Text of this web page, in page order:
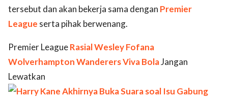
tersebut dan akan bekerja sama dengan Premier
League serta pihak berwenang.
Premier LeagueRasialWesley Fofana
Wolverhampton WanderersViva BolaJangan
Lewatkan